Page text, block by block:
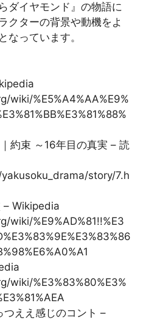
ダイヤモンド』の物語に
クターの背景や動機をよ
なっています。
wiki/%E5%A4%AA%E9%
約束 ～16年目の真実 – 読
story/7.h
– Wikipedia
wiki/%E9%AD%81!!%E3
wiki/%E3%83%80%E3%
ええ感じのコント –